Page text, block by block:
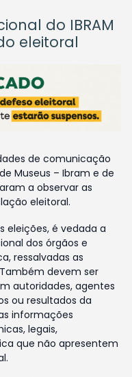
do IBRAM
eleitoral
de comunicação
Museus – Ibram e de
a observar as
eleitoral.
eleições, é vedada a
dos órgãos e
ressalvadas as
devem ser
autoridades, agentes
ou resultados da
informações
legais,
que não apresentem